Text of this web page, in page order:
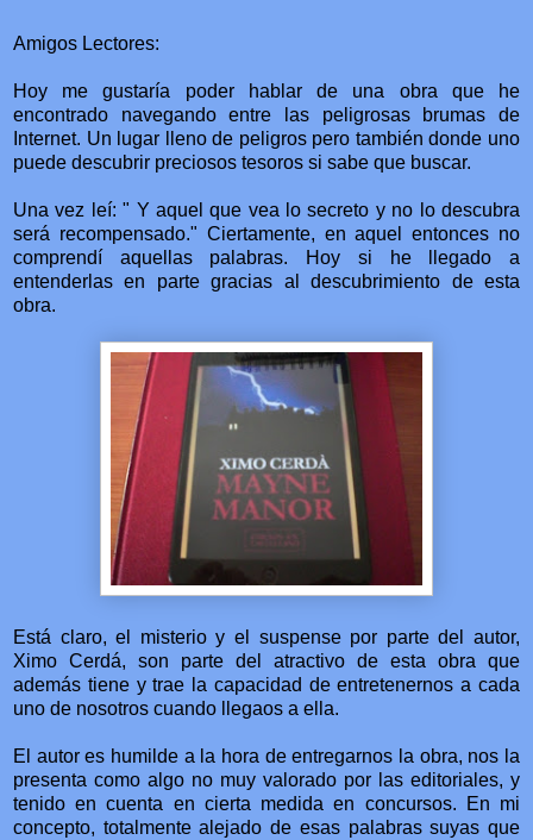
Amigos Lectores:
Hoy me gustaría poder hablar de una obra que he
encontrado navegando entre las peligrosas brumas de
Internet. Un lugar lleno de peligros pero también donde uno
puede descubrir preciosos tesoros si sabe que buscar.
Una vez leí: " Y aquel que vea lo secreto y no lo descubra
será recompensado." Ciertamente, en aquel entonces no
comprendí aquellas palabras. Hoy si he llegado a
entenderlas en parte gracias al descubrimiento de esta
obra.
Está claro, el misterio y el suspense por parte del autor,
Ximo Cerdá, son parte del atractivo de esta obra que
además tiene y trae la capacidad de entretenernos a cada
uno de nosotros cuando llegaos a ella.
El autor es humilde a la hora de entregarnos la obra, nos la
presenta como algo no muy valorado por las editoriales, y
tenido en cuenta en cierta medida en concursos. En mi
concepto, totalmente alejado de esas palabras suyas que